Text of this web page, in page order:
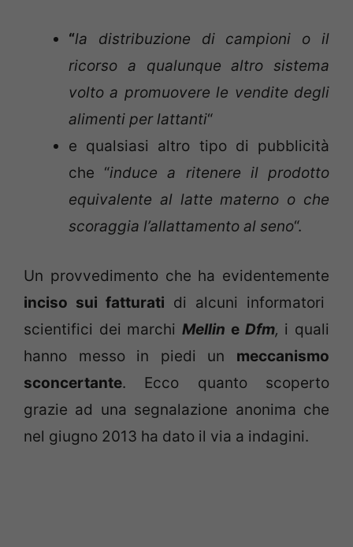
“la distribuzione di campioni o il
ricorso a qualunque altro sistema
volto a promuovere le vendite degli
alimenti per lattanti“
e qualsiasi altro tipo di pubblicità
che “induce a ritenere il prodotto
equivalente al latte materno o che
scoraggia l’allattamento al seno“.
Un provvedimento che ha evidentemente
inciso sui fatturati di alcuni informatori
scientifici dei marchiMellin e Dfm, i quali
hanno messo in piedi un meccanismo
sconcertante. Ecco quanto scoperto
grazie ad una segnalazione anonima che
nel giugno 2013 ha dato il via a indagini.